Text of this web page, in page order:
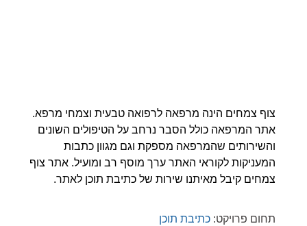
צוף צמחים הינה מרפאה לרפואה טבעית וצמחי מרפא.
אתר המרפאה כולל הסבר נרחב על הטיפולים השונים
והשירותים שהמרפאה מספקת וגם מגוון כתבות
המעניקות לקוראי האתר ערך מוסף רב ומועיל. אתר צוף
צמחים קיבל מאיתנו שירות של כתיבת תוכן לאתר.
תחום פרויקט: כתיבת תוכן